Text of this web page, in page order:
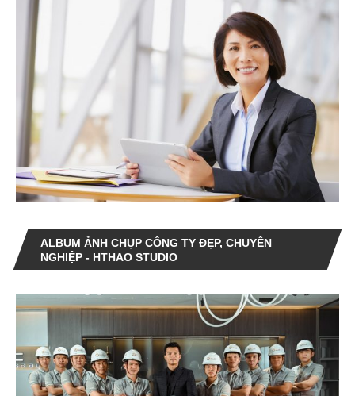
ALBUM ẢNH CHỤP CÔNG TY ĐẸP, CHUYÊN
NGHIỆP - HTHAO STUDIO